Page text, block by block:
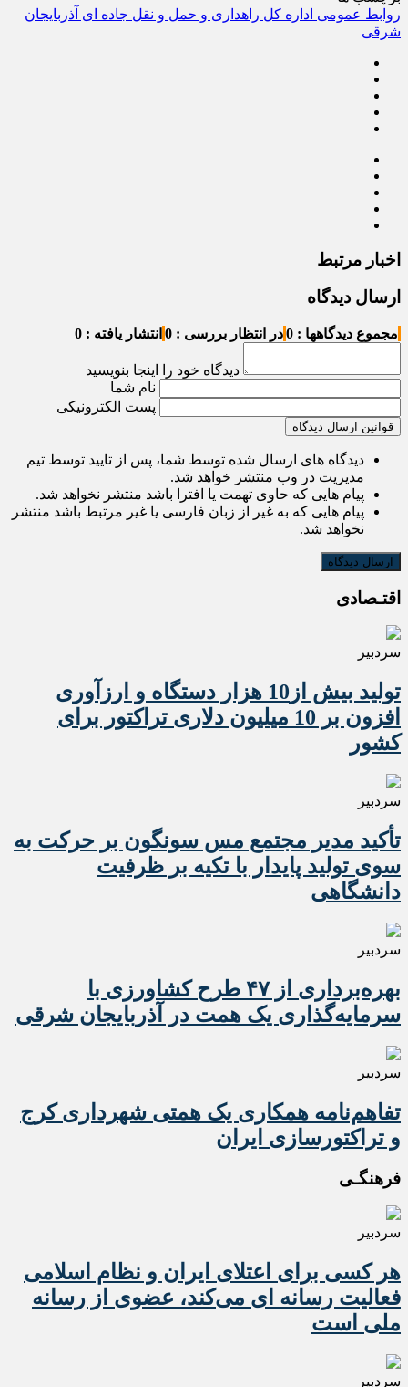
روابط عمومی اداره کل راهداری و حمل و نقل جاده ای آذربایجان
شرقی
اخبار مرتبط
ارسال دیدگاه
مجموع دیدگاهها : 0 در انتظار بررسی : 0 انتشار یافته : 0
دیدگاه خود را اینجا بنویسید
نام شما
پست الکترونیکی
قوانین ارسال دیدگاه
دیدگاه های ارسال شده توسط شما، پس از تایید توسط تیم
مدیریت در وب منتشر خواهد شد.
پیام هایی که حاوی تهمت یا افترا باشد منتشر نخواهد شد.
پیام هایی که به غیر از زبان فارسی یا غیر مرتبط باشد منتشر
نخواهد شد.
اقتـصادی
سردبیر
تولید بیش از10 هزار دستگاه و ارزآوری
افزون بر 10 میلیون دلاری تراکتور برای
کشور
سردبیر
تأکید مدیر مجتمع مس سونگون بر حرکت به
سوی تولید پایدار با تکیه بر ظرفیت
دانشگاهی
سردبیر
بهره‌برداری از ۴۷ طرح کشاورزی با
سرمایه‌گذاری یک همت در آذربایجان شرقی
سردبیر
تفاهم‌نامه همکاری یک همتی شهرداری کرج
و تراکتورسازی ایران
فرهنگـی
سردبیر
هر کسی برای اعتلای ایران و نظام اسلامی
فعالیت رسانه ای می‌کند، عضوی از رسانه
ملی است
سردبیر